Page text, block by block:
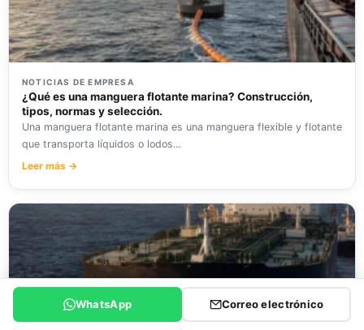
NOTICIAS DE EMPRESA
¿Qué es una manguera flotante marina? Construcción,
tipos, normas y selección.
Una manguera flotante marina es una manguera flexible y flotante
que transporta líquidos o lodos...
Leer más →
WhatsApp Correo electrónico